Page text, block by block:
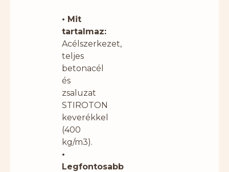
• Mit
tartalmaz:
Acélszerkezet,
teljes
betonacél
és
zsaluzat
STIROTON
keverékkel
(400
kg/m3).
•
Legfontosabb